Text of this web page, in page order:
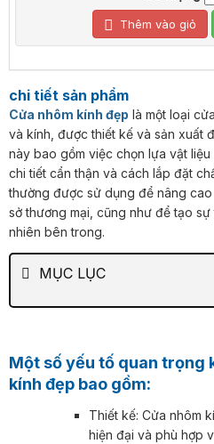
Thêm vào giỏ
chi tiết sản phẩm
Cửa nhôm kính đẹp là một loại
và kính, được thiết kế và sản xuất
này bao gồm việc chọn lựa vật
chi tiết cẩn thận và cách lắp đặt
thường được sử dụng để nâng
sở thương mại, cũng như để tạo
nhiên bên trong.
MỤC LỤC
Một số yếu tố quan trọng khi chọn cửa nhôm
kính đẹp bao gồm:
Thiết kế: Cửa nhôm
hiện đại và phù hợp